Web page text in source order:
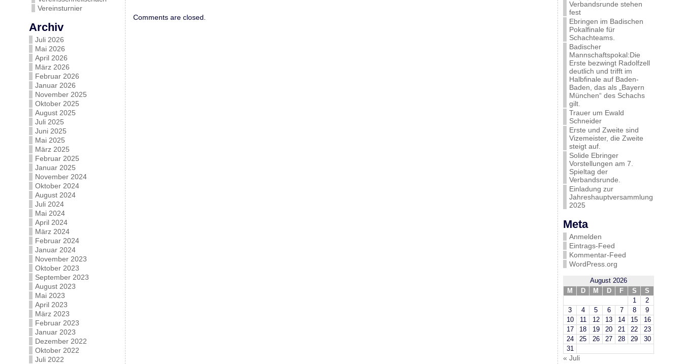
Vereinsturnier
Archiv
Juli 2026
Mai 2026
April 2026
März 2026
Februar 2026
Januar 2026
November 2025
Oktober 2025
August 2025
Juli 2025
Juni 2025
Mai 2025
März 2025
Februar 2025
Januar 2025
November 2024
Oktober 2024
August 2024
Juli 2024
Mai 2024
April 2024
März 2024
Februar 2024
Januar 2024
November 2023
Oktober 2023
September 2023
August 2023
Mai 2023
April 2023
März 2023
Februar 2023
Januar 2023
Dezember 2022
Oktober 2022
Juli 2022
Comments are closed.
Verbandsrunde stehen
fest
Ebringen im Badischen
Pokalfinale für
Schachteams.
Badischer
Mannschaftspokal:Die
Erste bezwingt Radolfzell
deutlich und trifft im
Halbfinale auf Baden-
Baden, das als „Bayern
München“ des Schachs
gilt.
Trauer um Ewald
Schneider
Erste und Zweite sind
Vizemeister, die Zweite
steigt auf.
Solide Ebringer
Vorstellungen am 7.
Spieltag der
Verbandsrunde.
Einladung zur
Jahreshauptversammlung
2025
Meta
Anmelden
Eintrags-Feed
Kommentar-Feed
WordPress.org
August 2026
M
D M D F S
S
1
2
3
4 5 6 7 8
9
10
11 12 13 14 15
16
17
18 19 20 21 22
23
24
25 26 27 28 29
30
31
« Juli